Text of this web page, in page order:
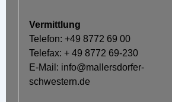
Vermittlung
Telefon: +49 8772 69 00
Telefax: + 49 8772 69-230
E-Mail: info@mallersdorfer-
schwestern.de